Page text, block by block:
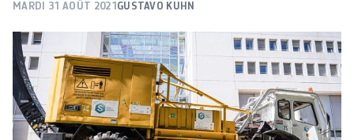
MARDI 31 AOÛT 2021 GUSTAVO KUHN